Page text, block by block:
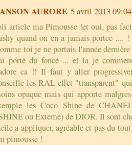
AURORE 5 avril 2013 09:04
article ma Pimousse !et oui, pas
quand on en a jamais portee ....
toi je ne portais l'année
porté du foncé ... et la je
ca !! Il faut y aller
les RAL effet "transparent"
opaque mais qui apporte
les Coco Shine de
ou Exteme) de DIOR. Il sont
a appliquer, agréable et pas du
pimousse !